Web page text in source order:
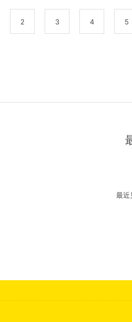
2 3 4 5
最近